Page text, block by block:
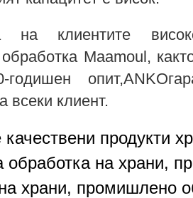
на клиентите
Maamoul,
всеки клиент.
продукти
обработка на храни,
храни, промишлено